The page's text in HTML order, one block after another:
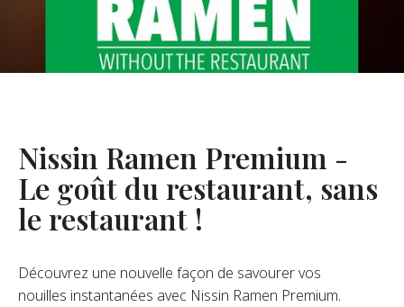
De Nous
FAQ
Nissin Ramen Premium -
Le goût du restaurant, sans
le restaurant !
Découvrez une nouvelle façon de savourer vos
nouilles instantanées avec Nissin Ramen Premium.